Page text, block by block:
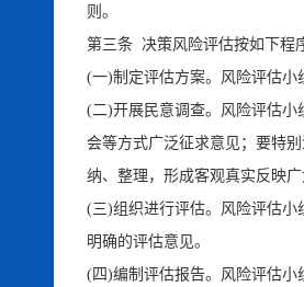
则。
第三条 决策风险评估按如下程
(一)制定评估方案。风险评估
(二)开展民意调查。风险评估
会等方式广泛征求意见；要特
纳、整理，形成客观真实反映
(三)组织进行评估。风险评估
明确的评估意见。
(四)编制评估报告。风险评估